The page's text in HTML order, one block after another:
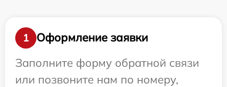
1
Оформление заявки
Заполните форму обратной связи
или позвоните нам по номеру,